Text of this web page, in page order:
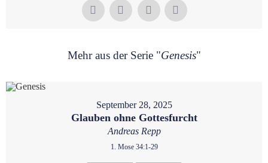
Mehr aus der Serie "Genesis"
September 28, 2025
Glauben ohne Gottesfurcht
Andreas Repp
1. Mose 34:1-29